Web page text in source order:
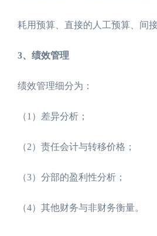
耗用预算、直接的人工预算、间
3、绩效管理
绩效管理细分为：
（1）差异分析；
（2）责任会计与转移价格；
（3）分部的盈利性分析；
（4）其他财务与非财务衡量。